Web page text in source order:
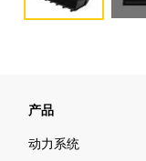
产品
动力系统